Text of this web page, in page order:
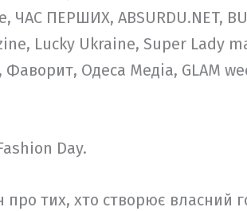
ЧАС ПЕРШИХ, ABSURDU.NET,
Lucky Ukraine, Super Lady
Одеса Медіа, GLAM
Day.
тих, хто створює власний